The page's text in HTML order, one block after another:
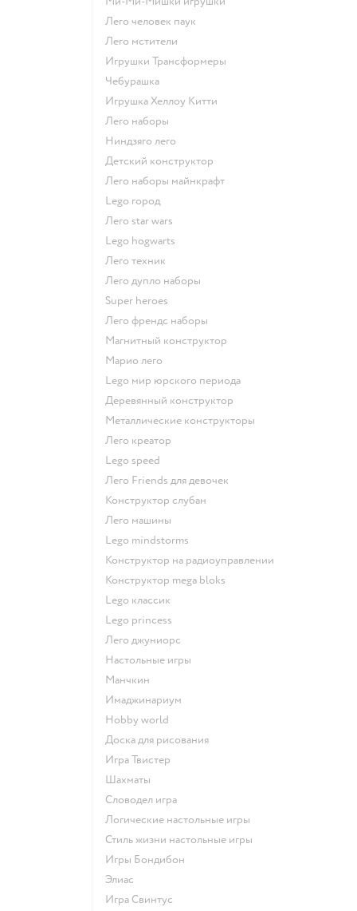
Лего человек паук
Лего мстители
Игрушки Трансформеры
Чебурашка
Игрушка Хеллоу Китти
Лего наборы
Ниндзяго лего
Детский конструктор
Лего наборы майнкрафт
Lego город
Лего star wars
Lego hogwarts
Лего техник
Лего дупло наборы
Super heroes
Лего френдс наборы
Магнитный конструктор
Марио лего
Lego мир юрского периода
Деревянный конструктор
Металлические конструкторы
Лего креатор
Lego speed
Лего Friends для девочек
Конструктор слубан
Лего машины
Lego mindstorms
Конструктор на радиоуправлении
Конструктор mega bloks
Lego классик
Lego princess
Лего джуниорс
Настольные игры
Манчкин
Имаджинариум
Hobby world
Доска для рисования
Игра Твистер
Шахматы
Словодел игра
Логические настольные игры
Стиль жизни настольные игры
Игры Бондибон
Элиас
Игра Свинтус